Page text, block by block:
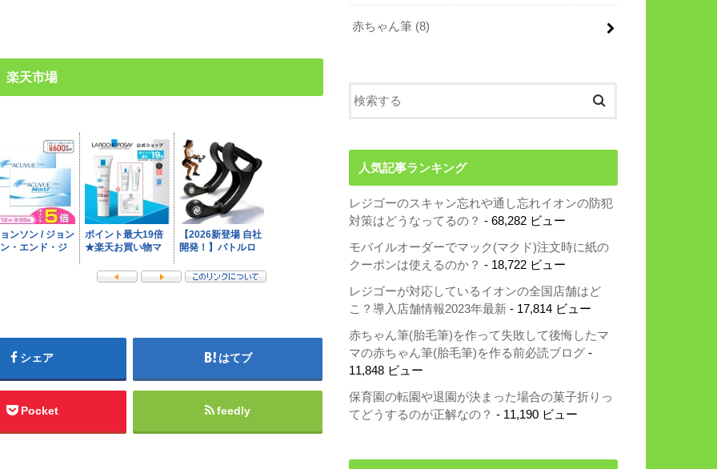
楽天市場
シェア はてブ
Pocket feedly
赤ちゃん筆 (8)
人気記事ランキング
レジゴーのスキャン忘れや通し忘れイオンの防犯
対策はどうなってるの？ - 68,282 ビュー
モバイルオーダーでマック(マクド)注文時に紙の
クーポンは使えるのか？ - 18,722 ビュー
レジゴーが対応しているイオンの全国店舗はど
こ？導入店舗情報2023年最新 - 17,814 ビュー
赤ちゃん筆(胎毛筆)を作って失敗して後悔したマ
マの赤ちゃん筆(胎毛筆)を作る前必読ブログ -
11,848 ビュー
保育園の転園や退園が決まった場合の菓子折りっ
てどうするのが正解なの？ - 11,190 ビュー